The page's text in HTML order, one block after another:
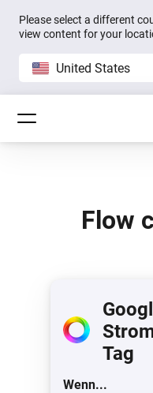
Please select a different
view content for your
United States
Flow
Tag
Wenn...